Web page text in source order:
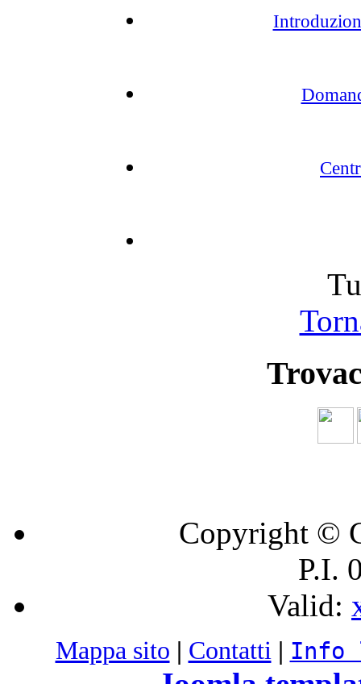
Copyright ©
P.I.
Valid:
Mappa sito | Contatti | Info